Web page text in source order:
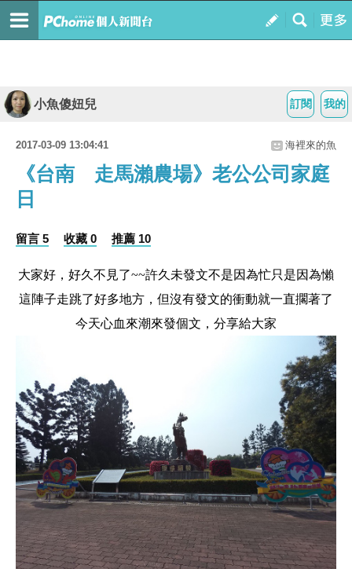
我的
訂閱
小魚傻妞兒
2017-03-09 13:04:41 海裡來的魚
《台南 走馬瀨農場》老公公司家庭
日
留言 5 收藏 0 推薦 10
大家好，好久不見了~~許久未發文不是因為忙只是因為懶
這陣子走跳了好多地方，但沒有發文的衝動就一直擱著了
今天心血來潮來發個文，分享給大家